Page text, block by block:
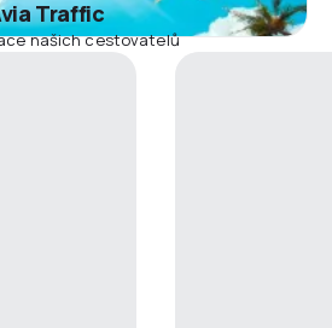
Traffic
našich cestovatelů